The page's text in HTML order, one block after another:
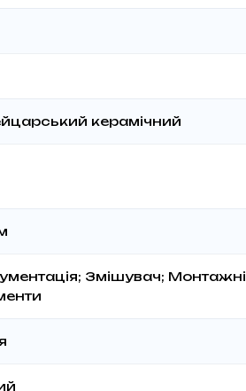
керамічний
Змішувач; Монтажні